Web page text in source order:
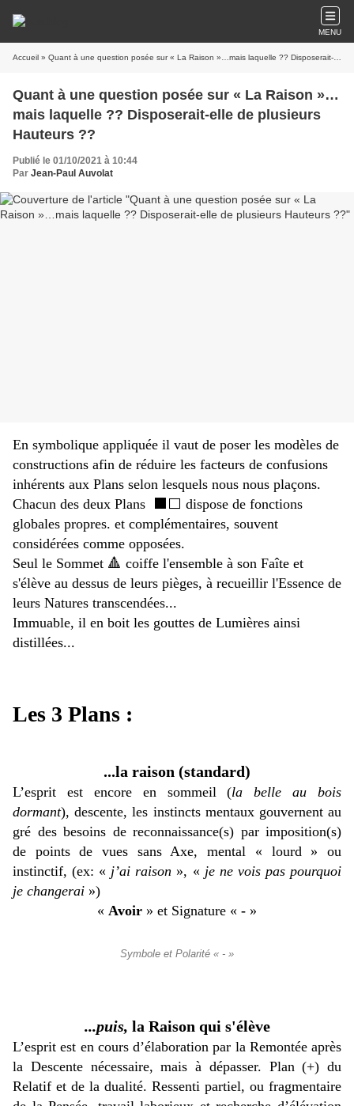
MENU
Accueil » Quant à une question posée sur « La Raison »…mais laquelle ?? Disposerait-elle de plusieurs Hauteurs ??
Quant à une question posée sur « La Raison »…
mais laquelle ?? Disposerait-elle de plusieurs
Hauteurs ??
Publié le 01/10/2021 à 10:44
Par Jean-Paul Auvolat
En symbolique appliquée il vaut de poser les modèles de
constructions afin de réduire les facteurs de confusions
inhérents aux Plans selon lesquels nous nous plaçons.
Chacun des deux Plans ⬛⬜ dispose de fonctions
globales propres. et complémentaires, souvent
considérées comme opposées.
Seul le Sommet 🔺 coiffe l'ensemble à son Faîte et
s'élève au dessus de leurs pièges, à recueillir l'Essence de
leurs Natures transcendées...
Immuable, il en boit les gouttes de Lumières ainsi
distillées...
Les 3 Plans :
...la raison (standard)
L’esprit est encore en sommeil (la belle au bois
dormant), descente, les instincts mentaux gouvernent au
gré des besoins de reconnaissance(s) par imposition(s)
de points de vues sans Axe, mental « lourd » ou
instinctif, (ex: « j’ai raison », « je ne vois pas pourquoi
je changerai »)
« Avoir » et Signature « - »
Symbole et Polarité « - »
...puis, la Raison qui s'élève
L’esprit est en cours d’élaboration par la Remontée après
la Descente nécessaire, mais à dépasser. Plan (+) du
Relatif et de la dualité. Ressenti partiel, ou fragmentaire